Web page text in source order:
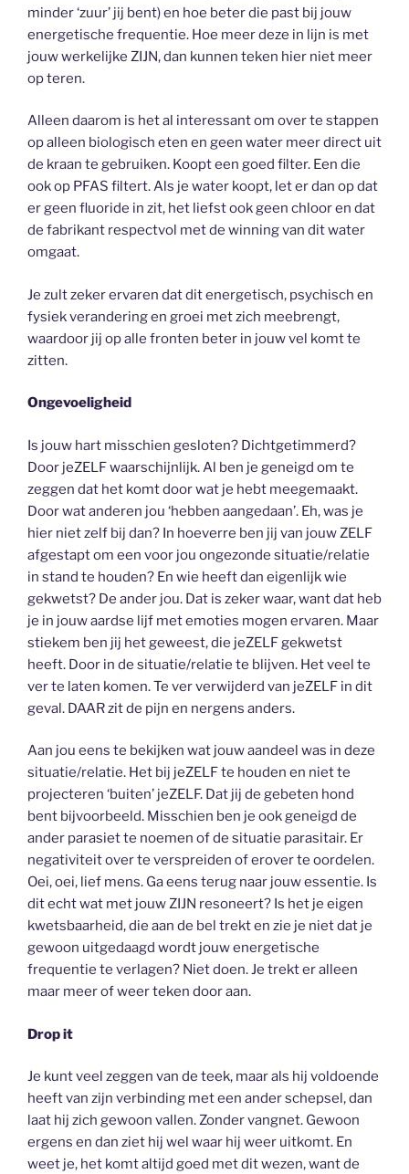
minder ‘zuur’ jij bent) en hoe beter die past bij jouw
energetische frequentie. Hoe meer deze in lijn is met
jouw werkelijke ZIJN, dan kunnen teken hier niet meer
op teren.
Alleen daarom is het al interessant om over te stappen
op alleen biologisch eten en geen water meer direct uit
de kraan te gebruiken. Koopt een goed filter. Een die
ook op PFAS filtert. Als je water koopt, let er dan op dat
er geen fluoride in zit, het liefst ook geen chloor en dat
de fabrikant respectvol met de winning van dit water
omgaat.
Je zult zeker ervaren dat dit energetisch, psychisch en
fysiek verandering en groei met zich meebrengt,
waardoor jij op alle fronten beter in jouw vel komt te
zitten.
Ongevoeligheid
Is jouw hart misschien gesloten? Dichtgetimmerd?
Door jeZELF waarschijnlijk. Al ben je geneigd om te
zeggen dat het komt door wat je hebt meegemaakt.
Door wat anderen jou ‘hebben aangedaan’. Eh, was je
hier niet zelf bij dan? In hoeverre ben jij van jouw ZELF
afgestapt om een voor jou ongezonde situatie/relatie
in stand te houden? En wie heeft dan eigenlijk wie
gekwetst? De ander jou. Dat is zeker waar, want dat heb
je in jouw aardse lijf met emoties mogen ervaren. Maar
stiekem ben jij het geweest, die jeZELF gekwetst
heeft. Door in de situatie/relatie te blijven. Het veel te
ver te laten komen. Te ver verwijderd van jeZELF in dit
geval. DAAR zit de pijn en nergens anders.
Aan jou eens te bekijken wat jouw aandeel was in deze
situatie/relatie. Het bij jeZELF te houden en niet te
projecteren ‘buiten’ jeZELF. Dat jij de gebeten hond
bent bijvoorbeeld. Misschien ben je ook geneigd de
ander parasiet te noemen of de situatie parasitair. Er
negativiteit over te verspreiden of erover te oordelen.
Oei, oei, lief mens. Ga eens terug naar jouw essentie. Is
dit echt wat met jouw ZIJN resoneert? Is het je eigen
kwetsbaarheid, die aan de bel trekt en zie je niet dat je
gewoon uitgedaagd wordt jouw energetische
frequentie te verlagen? Niet doen. Je trekt er alleen
maar meer of weer teken door aan.
Drop it
Je kunt veel zeggen van de teek, maar als hij voldoende
heeft van zijn verbinding met een ander schepsel, dan
laat hij zich gewoon vallen. Zonder vangnet. Gewoon
ergens en dan ziet hij wel waar hij weer uitkomt. En
weet je, het komt altijd goed met dit wezen, want de